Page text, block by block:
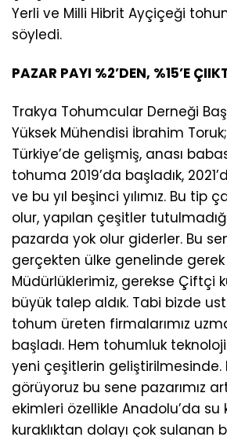
Yerli ve Milli Hibrit Ayçiçeği
söyledi.
PAZAR PAYI %2’DEN, %15’E
Trakya Tohumcular Derneği
Yüksek Mühendisi İbrahim Toruk;
Türkiye’de gelişmiş, anası
tohuma 2019’da başladık,
ve bu yıl beşinci yılımız. Bu tip
olur, yapılan çeşitler
pazarda yok olur giderler. Bu
gerçekten ülke genelinde gerek
Müdürlüklerimiz, gerekse Çiftçi
büyük talep aldık. Tabi bizde
tohum üreten firmalarımız
başladı. Hem tohumluk
yeni çeşitlerin geliştirilmesinde.
görüyoruz bu sene pazarımız
ekimleri özellikle Anadolu’da su
kuraklıktan dolayı çok sulanan